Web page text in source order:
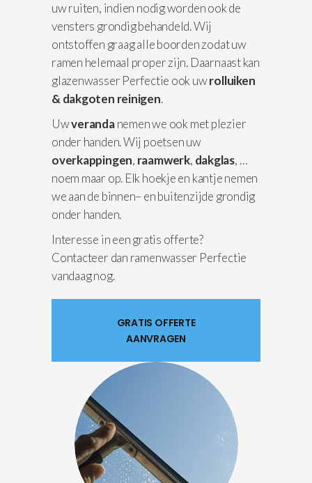
uw ruiten, indien nodig worden ook de
vensters grondig behandeld. Wij
ontstoffen graag alle boorden zodat uw
ramen helemaal proper zijn. Daarnaast kan
glazenwasser Perfectie ook uwrolluiken
& dakgoten reinigen.
Uwverandanemen we ook met plezier
onder handen. Wij poetsen uw
overkappingen, raamwerk, dakglas, …
noem maar op. Elk hoekje en kantje nemen
we aan de binnen– en buitenzijde grondig
onder handen.
Interesse in een gratis offerte?
Contacteer dan ramenwasser Perfectie
vandaag nog.
GRATIS OFFERTE
AANVRAGEN